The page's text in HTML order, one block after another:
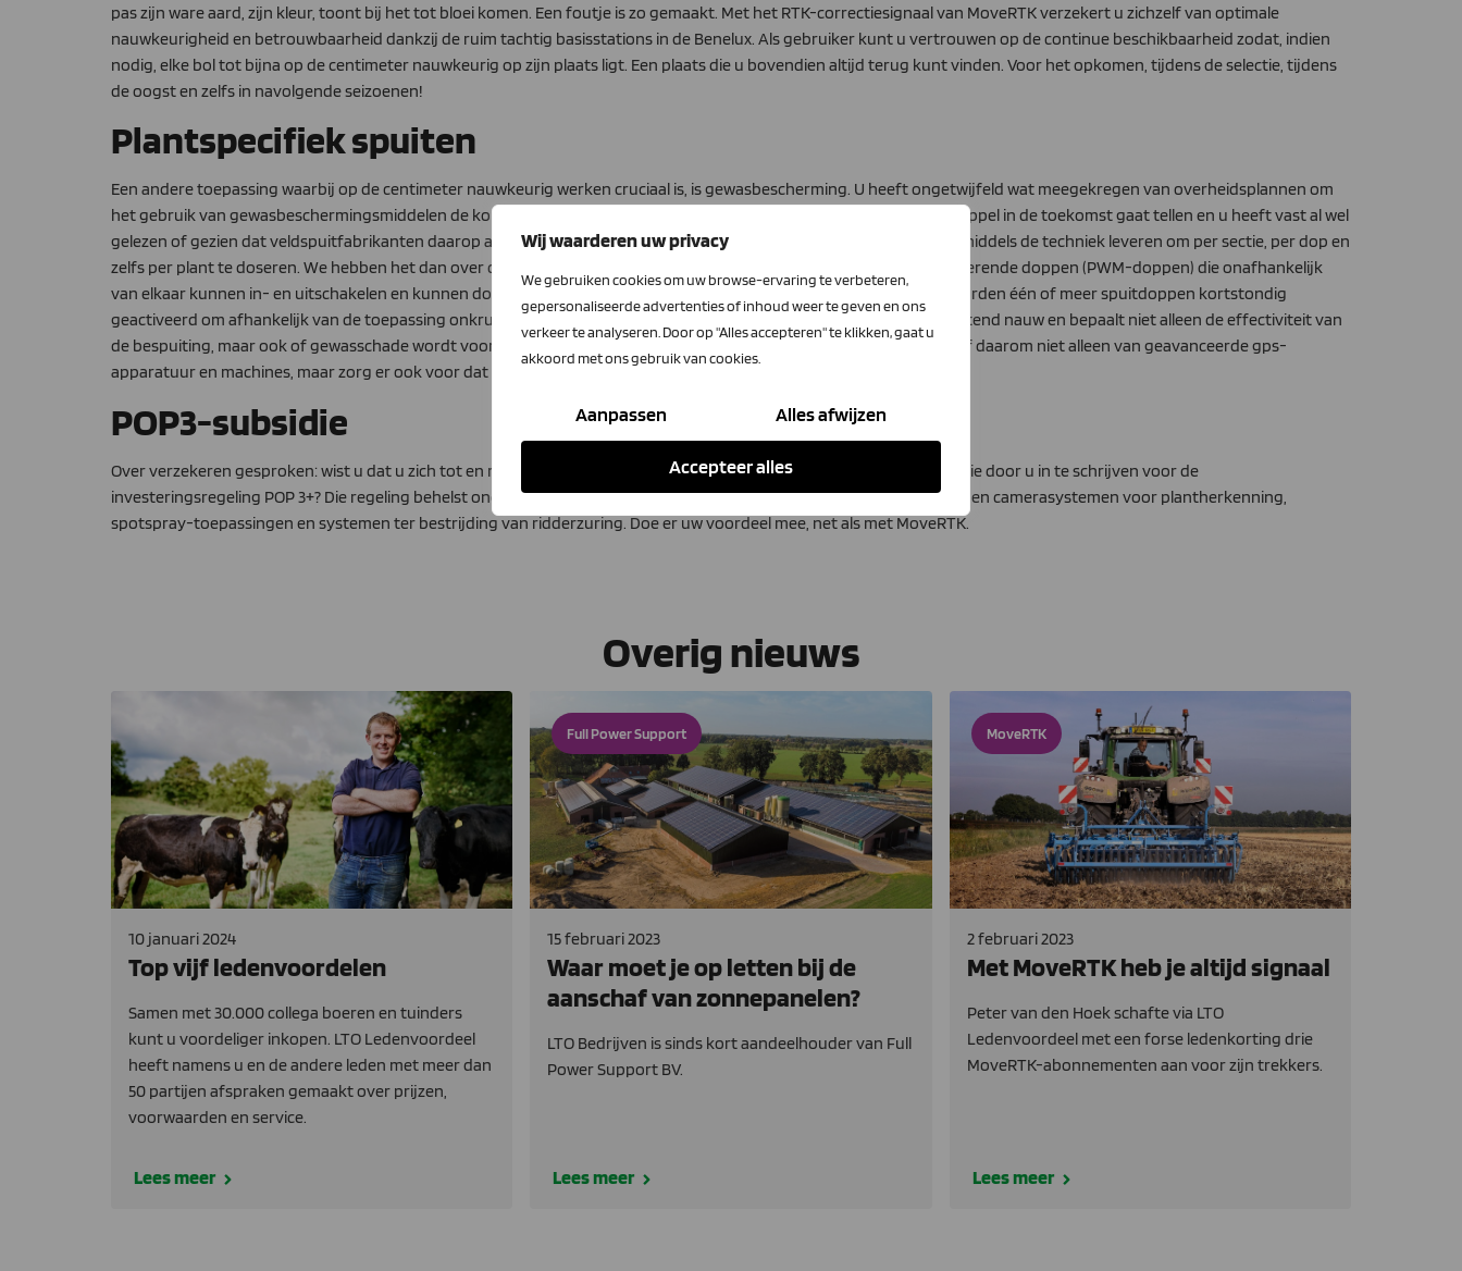
Wij waarderen uw privacy
We gebruiken cookies om uw browse-ervaring te verbeteren,
gepersonaliseerde advertenties of inhoud weer te geven en ons
verkeer te analyseren. Door op "Alles accepteren" te klikken, gaat u
akkoord met ons gebruik van cookies.
Aanpassen Alles afwijzen
Accepteer alles
pas zijn ware aard, zijn kleur, toont bij het tot bloei komen. Een foutje is zo gemaakt. Met het RTK-correctiesignaal van MoveRTK verzekert u zichzelf van optimale
nauwkeurigheid en betrouwbaarheid dankzij de ruim tachtig basisstations in de Benelux. Als gebruiker kunt u vertrouwen op de continue beschikbaarheid zodat, indien
nodig, elke bol tot bijna op de centimeter nauwkeurig op zijn plaats ligt. Een plaats die u bovendien altijd terug kunt vinden. Voor het opkomen, tijdens de selectie, tijdens
de oogst en zelfs in navolgende seizoenen!
Plantspecifiek spuiten
Een andere toepassing waarbij op de centimeter nauwkeurig werken cruciaal is, is gewasbescherming. U heeft ongetwijfeld wat meegekregen van overheidsplannen om
het gebruik van gewasbeschermingsmiddelen de komende jaren drastisch terug te dringen. Het lijkt erop dat elke druppel in de toekomst gaat tellen en u heeft vast al wel
gelezen of gezien dat veldspuitfabrikanten daarop aan het voorsorteren zijn. Nagenoeg elke spuitenfabrikant kan inmiddels de techniek leveren om per sectie, per dop en
zelfs per plant te doseren. We hebben het dan over camera’s en sensoren voor plantherkenning en zogenoemde pulserende doppen (PWM-doppen) die onafhankelijk
van elkaar kunnen in- en uitschakelen en kunnen doseren. Zodra de positie van een onkruid of een plant bekend is, worden één of meer spuitdoppen kortstondig
geactiveerd om afhankelijk van de toepassing onkruid en/of plant te raken. De juiste bespuitingspositie steekt ontzettend nauw en bepaalt niet alleen de effectiviteit van
de bespuiting, maar ook of gewasschade wordt voorkomen. Ook wat dat betreft kan het goed misgaan. Verzeker uzelf daarom niet alleen van geavanceerde gps-
apparatuur en machines, maar zorg er ook voor dat u te allen tijde op uw RTK-correctiesignaal kunt vertrouwen.
POP3-subsidie
Over verzekeren gesproken: wist u dat u zich tot en met 31 januari 2023 kunt proberen te verzekeren van POP 3-subsidie door u in te schrijven voor de
investeringsregeling POP 3+? Die regeling behelst onder meer verschillende spuittechnieken waaronder PWM-doppen en camerasystemen voor plantherkenning,
spotspray-toepassingen en systemen ter bestrijding van ridderzuring. Doe er uw voordeel mee, net als met MoveRTK.
Overig nieuws
10 januari 2024
Top vijf ledenvoordelen
Samen met 30.000 collega boeren en tuinders
kunt u voordeliger inkopen. LTO Ledenvoordeel
heeft namens u en de andere leden met meer dan
50 partijen afspraken gemaakt over prijzen,
voorwaarden en service.
Lees meer
Full Power Support
15 februari 2023
Waar moet je op letten bij de
aanschaf van zonnepanelen?
LTO Bedrijven is sinds kort aandeelhouder van Full
Power Support BV.
Lees meer
MoveRTK
2 februari 2023
Met MoveRTK heb je altijd signaal
Peter van den Hoek schafte via LTO
Ledenvoordeel met een forse ledenkorting drie
MoveRTK-abonnementen aan voor zijn trekkers.
Lees meer